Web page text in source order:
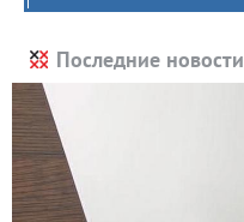
Последние новости